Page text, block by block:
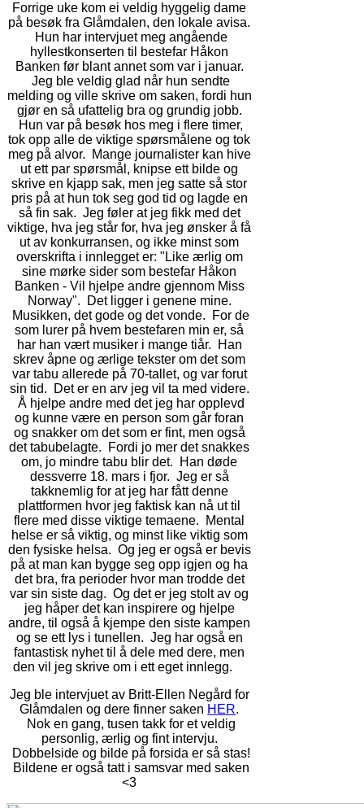
Forrige uke kom ei veldig hyggelig dame
på besøk fra Glåmdalen, den lokale avisa.
Hun har intervjuet meg angående
hyllestkonserten til bestefar Håkon
Banken før blant annet som var i januar.
Jeg ble veldig glad når hun sendte
melding og ville skrive om saken, fordi hun
gjør en så ufattelig bra og grundig jobb.
Hun var på besøk hos meg i flere timer,
tok opp alle de viktige spørsmålene og tok
meg på alvor. Mange journalister kan hive
ut ett par spørsmål, knipse ett bilde og
skrive en kjapp sak, men jeg satte så stor
pris på at hun tok seg god tid og lagde en
så fin sak. Jeg føler at jeg fikk med det
viktige, hva jeg står for, hva jeg ønsker å få
ut av konkurransen, og ikke minst som
overskrifta i innlegget er: "Like ærlig om
sine mørke sider som bestefar Håkon
Banken - Vil hjelpe andre gjennom Miss
Norway". Det ligger i genene mine.
Musikken, det gode og det vonde. For de
som lurer på hvem bestefaren min er, så
har han vært musiker i mange tiår. Han
skrev åpne og ærlige tekster om det som
var tabu allerede på 70-tallet, og var forut
sin tid. Det er en arv jeg vil ta med videre.
Å hjelpe andre med det jeg har opplevd
og kunne være en person som går foran
og snakker om det som er fint, men også
det tabubelagte. Fordi jo mer det snakkes
om, jo mindre tabu blir det. Han døde
dessverre 18. mars i fjor. Jeg er så
takknemlig for at jeg har fått denne
plattformen hvor jeg faktisk kan nå ut til
flere med disse viktige temaene. Mental
helse er så viktig, og minst like viktig som
den fysiske helsa. Og jeg er også er bevis
på at man kan bygge seg opp igjen og ha
det bra, fra perioder hvor man trodde det
var sin siste dag. Og det er jeg stolt av og
jeg håper det kan inspirere og hjelpe
andre, til også å kjempe den siste kampen
og se ett lys i tunellen. Jeg har også en
fantastisk nyhet til å dele med dere, men
den vil jeg skrive om i ett eget innlegg.
Jeg ble intervjuet av Britt-Ellen Negård for
Glåmdalen og dere finner saken HER.
Nok en gang, tusen takk for et veldig
personlig, ærlig og fint intervju.
Dobbelside og bilde på forsida er så stas!
Bildene er også tatt i samsvar med saken
<3